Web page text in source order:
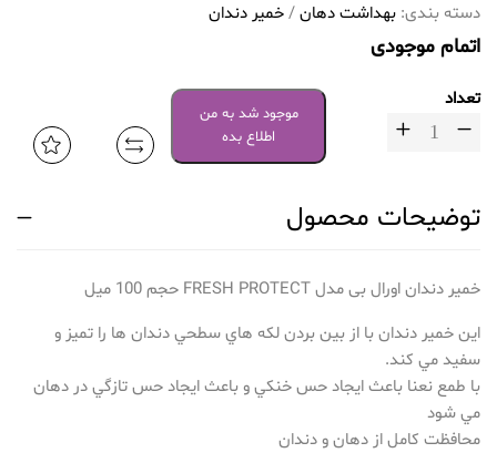
دسته بندی: بهداشت دهان/خمیر دندان
اتمام موجودی
تعداد
موجود شد به من
اطلاع بده
توضیحات محصول
خمیر دندان اورال بی مدل FRESH PROTECT حجم 100 میل
اين خمير دندان با از بين بردن لكه هاي سطحي دندان ها را تميز و
سفيد مي كند.
با طمع نعنا باعث ايجاد حس خنكي و باعث ايجاد حس تازگي در دهان
مي شود
محافظت كامل از دهان و دندان